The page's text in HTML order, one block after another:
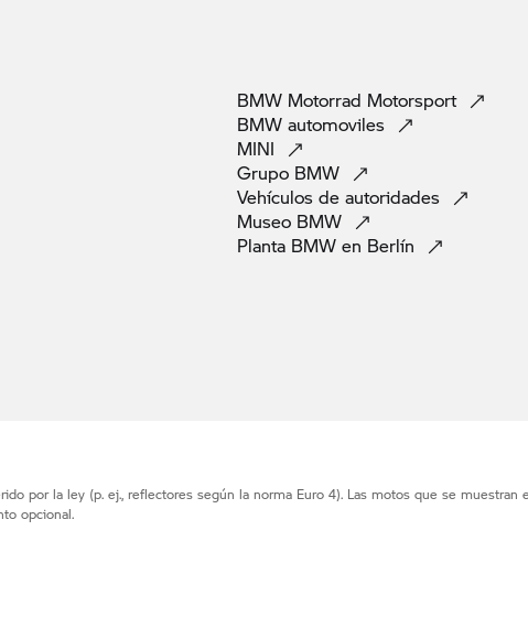
BMW Motorrad Motorsport
BMW automoviles
MINI
Grupo BMW
Vehículos de autoridades
Museo BMW
Planta BMW en Berlín
por la ley (p. ej., reflectores según la norma Euro 4). Las motos que se muestran
opcional.